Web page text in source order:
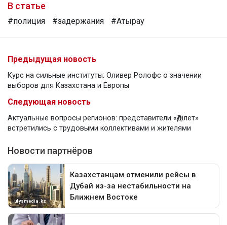
В статье
#полиция #задержания #Атырау
Предыдущая новость
Курс на сильные институты: Оливер Ролофс о значении
выборов для Казахстана и Европы
Следующая новость
Актуальные вопросы регионов: представители «Әділет»
встретились с трудовыми коллективами и жителями